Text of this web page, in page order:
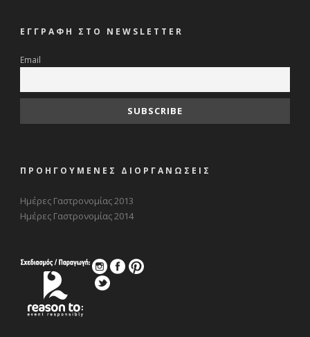
ΕΓΓΡΑΦΗ ΣΤΟ NEWSLETTER
Email
ΠΡΟΗΓΟΥΜΕΝΕΣ ΔΙΟΡΓΑΝΩΣΕΙΣ
Ημέρες Γαστρονομίας 2013
Ημέρες Γαστρονομίας 2014